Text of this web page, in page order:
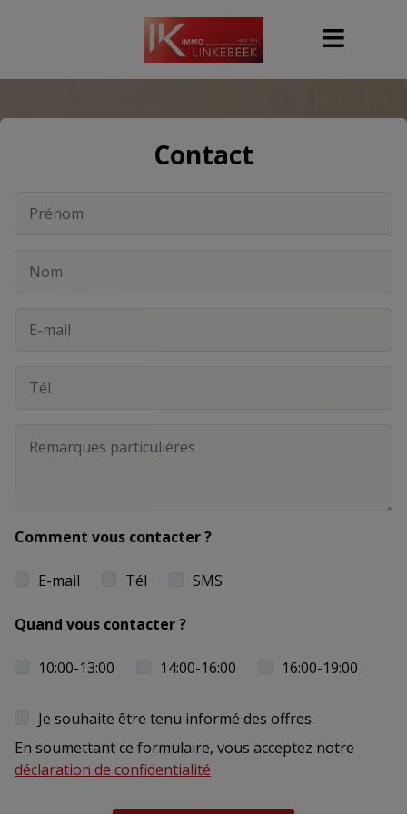
Contact
Comment vous contacter ?
E-mail Tél SMS
Quand vous contacter ?
10:00-13:00 14:00-16:00 16:00-19:00
Je souhaite être tenu informé des offres.
En soumettant ce formulaire, vous acceptez notre
déclaration de confidentialité